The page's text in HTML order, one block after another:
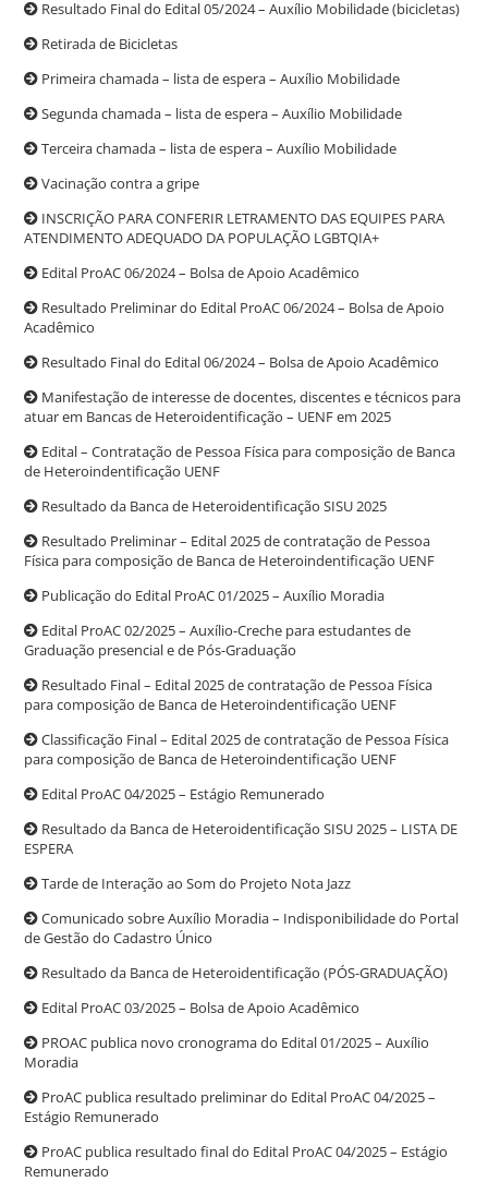
Resultado Final do Edital 05/2024 – Auxílio Mobilidade (bicicletas)
Retirada de Bicicletas
Primeira chamada – lista de espera – Auxílio Mobilidade
Segunda chamada – lista de espera – Auxílio Mobilidade
Terceira chamada – lista de espera – Auxílio Mobilidade
Vacinação contra a gripe
INSCRIÇÃO PARA CONFERIR LETRAMENTO DAS EQUIPES PARA
ATENDIMENTO ADEQUADO DA POPULAÇÃO LGBTQIA+
Edital ProAC 06/2024 – Bolsa de Apoio Acadêmico
Resultado Preliminar do Edital ProAC 06/2024 – Bolsa de Apoio
Acadêmico
Resultado Final do Edital 06/2024 – Bolsa de Apoio Acadêmico
Manifestação de interesse de docentes, discentes e técnicos para
atuar em Bancas de Heteroidentificação – UENF em 2025
Edital – Contratação de Pessoa Física para composição de Banca
de Heteroindentificação UENF
Resultado da Banca de Heteroidentificação SISU 2025
Resultado Preliminar – Edital 2025 de contratação de Pessoa
Física para composição de Banca de Heteroindentificação UENF
Publicação do Edital ProAC 01/2025 – Auxílio Moradia
Edital ProAC 02/2025 – Auxílio-Creche para estudantes de
Graduação presencial e de Pós-Graduação
Resultado Final – Edital 2025 de contratação de Pessoa Física
para composição de Banca de Heteroindentificação UENF
Classificação Final – Edital 2025 de contratação de Pessoa Física
para composição de Banca de Heteroindentificação UENF
Edital ProAC 04/2025 – Estágio Remunerado
Resultado da Banca de Heteroidentificação SISU 2025 – LISTA DE
ESPERA
Tarde de Interação ao Som do Projeto Nota Jazz
Comunicado sobre Auxílio Moradia – Indisponibilidade do Portal
de Gestão do Cadastro Único
Resultado da Banca de Heteroidentificação (PÓS-GRADUAÇÃO)
Edital ProAC 03/2025 – Bolsa de Apoio Acadêmico
PROAC publica novo cronograma do Edital 01/2025 – Auxílio
Moradia
ProAC publica resultado preliminar do Edital ProAC 04/2025 –
Estágio Remunerado
ProAC publica resultado final do Edital ProAC 04/2025 – Estágio
Remunerado